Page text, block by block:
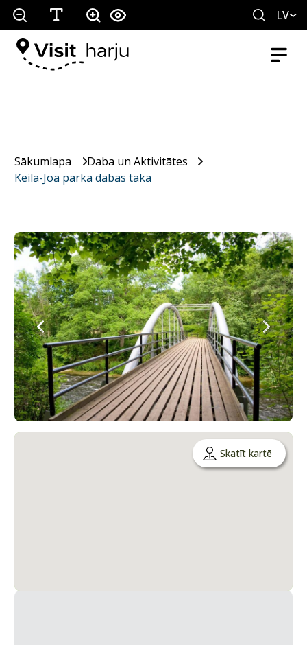
LV
Sākumlapa
Daba un Aktivitātes
Keila-Joa parka dabas taka
Skatīt kartē